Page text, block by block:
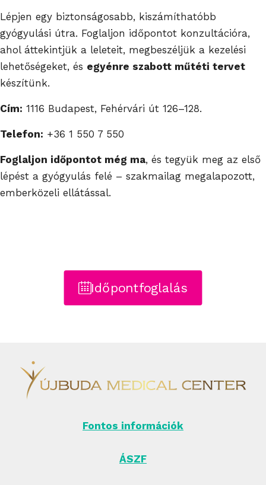
Lépjen egy biztonságosabb, kiszámíthatóbb
gyógyulási útra. Foglaljon időpontot konzultációra,
ahol áttekintjük a leleteit, megbeszéljük a kezelési
lehetőségeket, és egyénre szabott műtéti tervet
készítünk.
Cím: 1116 Budapest, Fehérvári út 126–128.
Telefon: +36 1 550 7 550
Foglaljon időpontot még ma, és tegyük meg az első
lépést a gyógyulás felé – szakmailag megalapozott,
emberközeli ellátással.
Időpontfoglalás
Fontos információk
ÁSZF